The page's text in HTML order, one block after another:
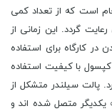
است که از تعداد کمی
گردد. این زمانی از
کارگاه برای استفاده
با کیفیت استفاده
پالت سیلندر متشکل از
یکدیگر متصل شده اند و